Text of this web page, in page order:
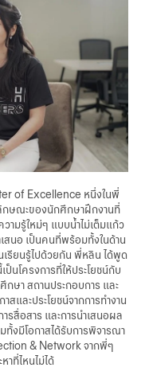
of Excellence หนึ่งในพี่
กษณะของนักศึกษาฝึกงานที่
ามรู้ใหม่ๆ แบบน้ำไม่เต็มแก้ว
สนอ เป็นคนที่พร้อมทั้งในด้าน
รียนรู้ไปด้วยกัน พี่หลิน ได้พูด
นโครงการที่ให้ประโยชน์กับ
กษา สถานประกอบการ และ
และประโยชน์จากการทำงาน
รสื่อสาร และการนำเสนอผล
ทั้งมีโอกาสได้รับการพิจารณา
& Network จากพี่ๆ
าที่ไหนไม่ได้